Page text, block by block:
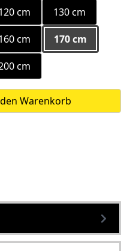
cm 130 cm
cm 170 cm
cm
Warenkorb